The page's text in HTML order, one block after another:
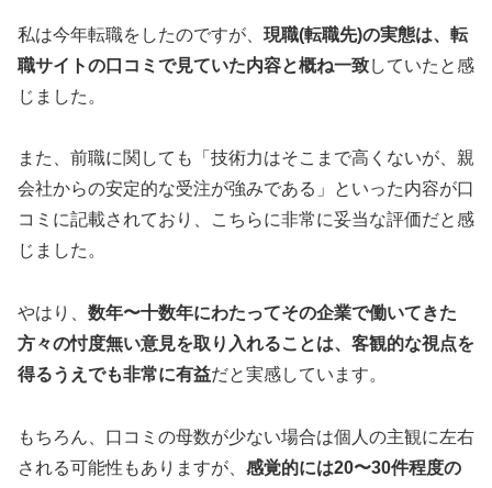
私は今年転職をしたのですが、 現職(転職先)の実態は、転
職サイトの口コミで見ていた内容と概ね一致していたと感
じました。
また、前職に関しても「技術力はそこまで高くないが、親
会社からの安定的な受注が強みである」といった内容が口
コミに記載されており、こちらに非常に妥当な評価だと感
じました。
やはり、 数年〜十数年にわたってその企業で働いてきた
方々の忖度無い意見を取り入れることは、客観的な視点を
得るうえでも非常に有益だと実感しています。
もちろん、口コミの母数が少ない場合は個人の主観に左右
される可能性もありますが、 感覚的には20〜30件程度の